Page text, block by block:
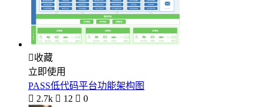
收藏
立即使用
PASS低代码平台功能架构图
 2.7k  12  0